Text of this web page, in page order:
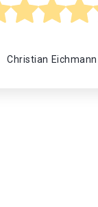
Christian Eichmann